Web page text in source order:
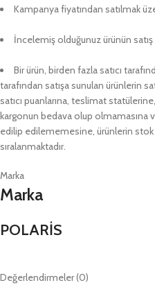
Kampanya fiyatından satılmak
İncelemiş olduğunuz ürünün satış
Bir ürün, birden fazla satıcı
tarafından satışa sunulan ürünlerin
satıcı puanlarına, teslimat
kargonun bedava olup olmamasına
edilip edilememesine, ürünlerin
sıralanmaktadır.
Marka
Marka
POLARİS
Değerlendirmeler (0)